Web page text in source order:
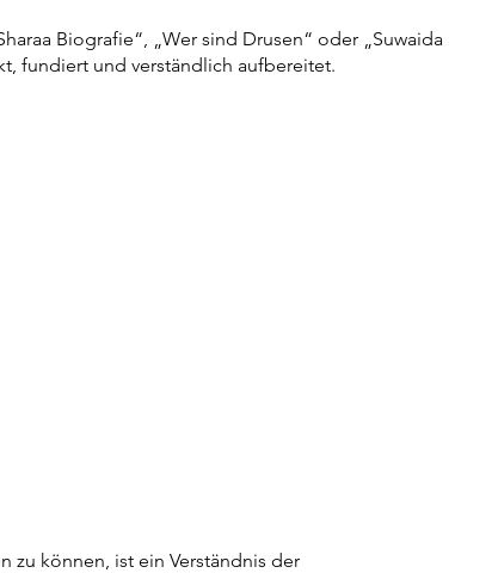
Biografie“, „Wer sind Drusen“ oder „Suwaida
fundiert und verständlich aufbereitet.
zu können, ist ein Verständnis der